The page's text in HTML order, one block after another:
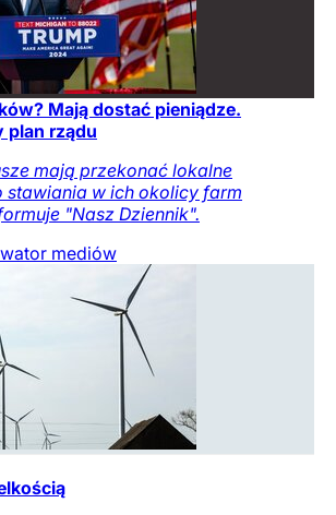
Mają dostać pieniądze.
plan rządu
mają przekonać lokalne
stawiania w ich okolicy farm
"Nasz Dziennik".
mediów